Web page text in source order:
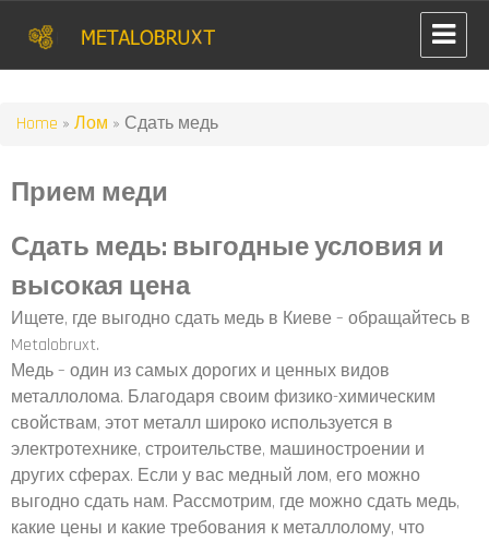
Home » Лом » Сдать медь
Прием меди
Сдать медь: выгодные условия и
высокая цена
Ищете, где выгодно сдать медь в Киеве – обращайтесь в
Metalobruxt.
Медь – один из самых дорогих и ценных видов
металлолома. Благодаря своим физико-химическим
свойствам, этот металл широко используется в
электротехнике, строительстве, машиностроении и
других сферах. Если у вас медный лом, его можно
выгодно сдать нам. Рассмотрим, где можно сдать медь,
какие цены и какие требования к металлолому, что